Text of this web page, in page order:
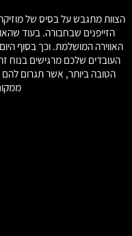
הצוות מתגבש על בסיס של
הזייפנים שבחבורה. בעוד
האווירה המושלמת. וכך בסוף
העובדים שלכם מרגישים בנוח
הטובה ביותר, אשר תגרום